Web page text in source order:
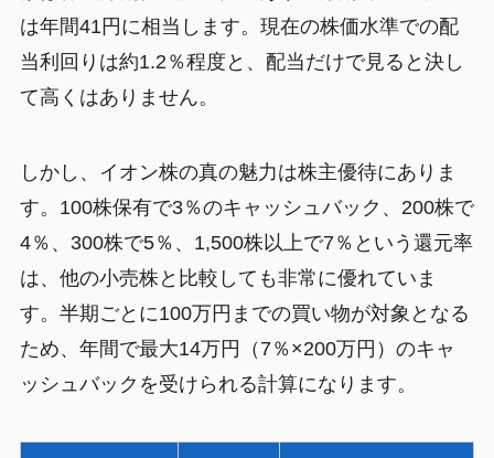
は年間41円に相当します。現在の株価水準での配
当利回りは約1.2％程度と、配当だけで見ると決し
て高くはありません。
しかし、イオン株の真の魅力は株主優待にありま
す。100株保有で3％のキャッシュバック、200株で
4％、300株で5％、1,500株以上で7％という還元率
は、他の小売株と比較しても非常に優れていま
す。半期ごとに100万円までの買い物が対象となる
ため、年間で最大14万円（7％×200万円）のキャ
ッシュバックを受けられる計算になります。